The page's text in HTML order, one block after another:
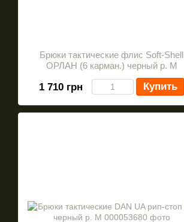
Брюки тактические флис Soft-Shell
ОРЛАН (6 карман.) черный р. M
1 710 грн Купить